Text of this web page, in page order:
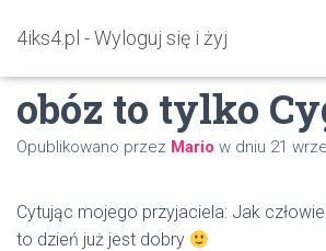
4iks4.pl - Wyloguj się i żyj
Rumunia dzień
obóz to tylko
Opublikowano przez Mario w dniu 21
Cytując mojego przyjaciela: Jak
to dzień już jest dobry